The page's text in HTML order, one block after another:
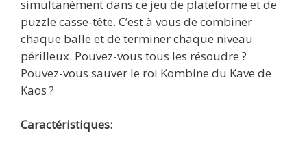
simultanément dans ce jeu de plateforme et de
puzzle casse-tête. C’est à vous de combiner
chaque balle et de terminer chaque niveau
périlleux. Pouvez-vous tous les résoudre ?
Pouvez-vous sauver le roi Kombine du Kave de
Kaos ?
Caractéristiques: